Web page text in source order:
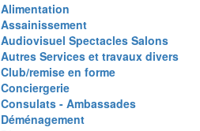
Alimentation
Assainissement
Audiovisuel Spectacles Salons
Autres Services et travaux divers
Club/remise en forme
Conciergerie
Consulats - Ambassades
Déménagement